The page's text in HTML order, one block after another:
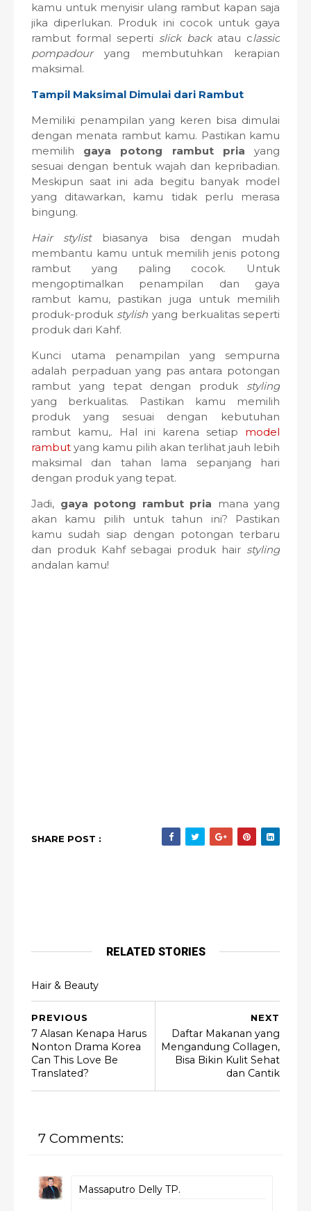
kamu untuk menyisir ulang rambut kapan saja
jika diperlukan. Produk ini cocok untuk gaya
rambut formal seperti slick backatau classic
pompadouryang membutuhkan kerapian
maksimal.
Tampil Maksimal Dimulai dari Rambut
Memiliki penampilan yang keren bisa dimulai
dengan menata rambut kamu. Pastikan kamu
memilih gaya potong rambut pria yang
sesuai dengan bentuk wajah dan kepribadian.
Meskipun saat ini ada begitu banyak model
yang ditawarkan, kamu tidak perlu merasa
bingung.
Hair stylistbiasanya bisa dengan mudah
membantu kamu untuk memilih jenis potong
rambut yang paling cocok. Untuk
mengoptimalkan penampilan dan gaya
rambut kamu, pastikan juga untuk memilih
produk-produk stylish yang berkualitas seperti
produk dari Kahf.
Kunci utama penampilan yang sempurna
adalah perpaduan yang pas antara potongan
rambut yang tepat dengan produk styling
yang berkualitas. Pastikan kamu memilih
produk yang sesuai dengan kebutuhan
rambut kamu,. Hal ini karena setiap model
rambut yang kamu pilih akan terlihat jauh lebih
maksimal dan tahan lama sepanjang hari
dengan produk yang tepat.
Jadi, gaya potong rambut pria mana yang
akan kamu pilih untuk tahun ini? Pastikan
kamu sudah siap dengan potongan terbaru
dan produk Kahf sebagai produk hair styling
andalan kamu!
SHARE POST :
RELATED STORIES
Hair & Beauty
NEXT
Daftar Makanan yang
Mengandung Collagen,
Bisa Bikin Kulit Sehat
dan Cantik
PREVIOUS
7 Alasan Kenapa Harus
Nonton Drama Korea
Can This Love Be
Translated?
7 Comments:
Massaputro Delly TP.